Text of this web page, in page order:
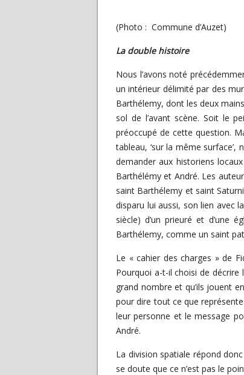
(Photo : Commune d’Auzet)
La double histoire
Nous l’avons noté
un intérieur délimité par des
Barthélemy, dont les deux
sol de l’avant scène. Soit le
préoccupé de cette question.
tableau, ‘sur la même
demander aux historiens
Barthélémy et André. Les
saint Barthélemy et saint
disparu lui aussi, son lien avec
siècle) d’un prieuré et d’une
Barthélemy, comme un saint
Le « cahier des charges » de
Pourquoi a-t-il choisi de décrire
grand nombre et qu’ils jouent
pour dire tout ce que
leur personne et le message
André.
La division spatiale répond
se doute que ce n’est pas le